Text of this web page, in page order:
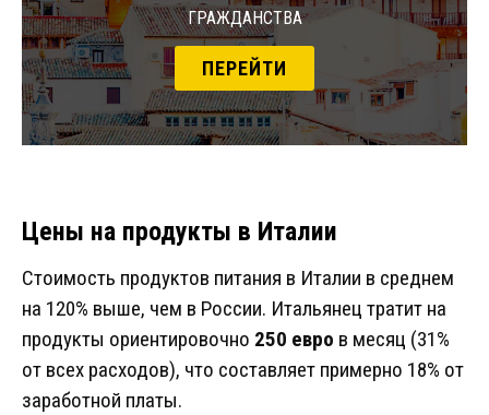
гражданства
ПЕРЕЙТИ
Цены на продукты в Италии
Стоимость продуктов питания в Италии в среднем
на 120% выше, чем в России. Итальянец тратит на
продукты ориентировочно 250 евро в месяц (31%
от всех расходов), что составляет примерно 18% от
заработной платы.